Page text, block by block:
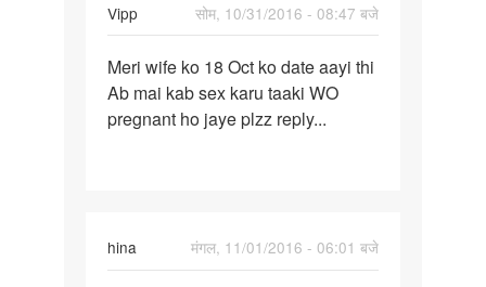
Vipp
सोम, 10/31/2016 - 08:47 बजे
Meri
wife
ko
Meri wife ko 18 Oct ko date aayi thi
Ab mai kab sex karu taaki WO
pregnant ho jaye plzz reply...
hina
मंगल, 11/01/2016 - 06:01 बजे